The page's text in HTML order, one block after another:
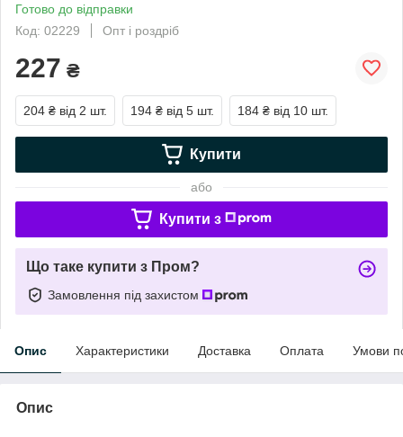
Готово до відправки
Код: 02229
Опт і роздріб
227 ₴
204 ₴ від 2 шт. 194 ₴ від 5 шт. 184 ₴ від 10 шт.
Купити
або
Купити з
Що таке купити з Пром?
Замовлення під захистом
Опис Характеристики Доставка Оплата Умови
Опис